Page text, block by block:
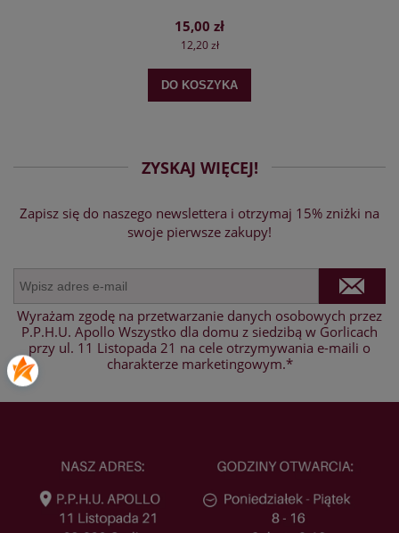
15,00 zł
12,20 zł
DO KOSZYKA
ZYSKAJ WIĘCEJ!
Zapisz się do naszego newslettera i otrzymaj 15% zniżki na
swoje pierwsze zakupy!
Wyrażam zgodę na przetwarzanie danych osobowych przez
P.P.H.U. Apollo Wszystko dla domu z siedzibą w Gorlicach
przy ul. 11 Listopada 21 na cele otrzymywania e-maili o
charakterze marketingowym.*